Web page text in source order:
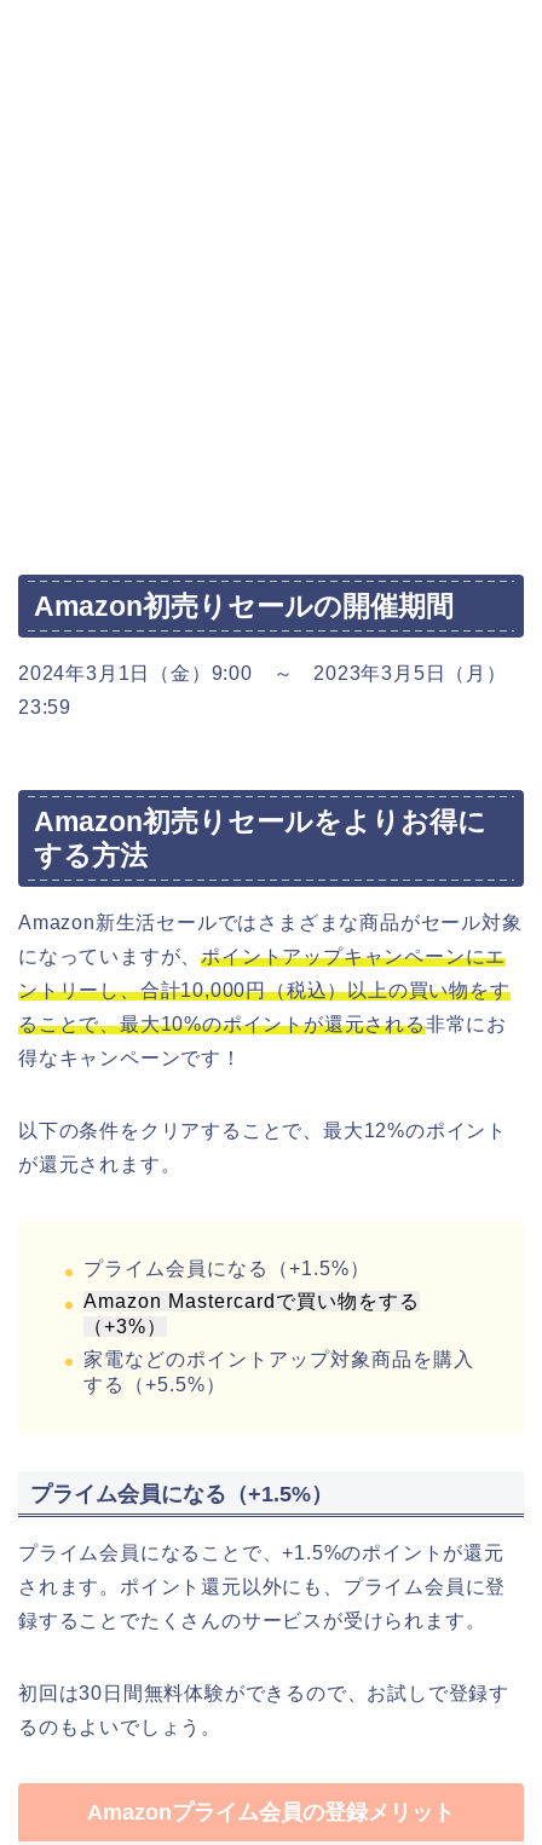
Amazon初売りセールの開催期間
2024年3月1日（金）9:00 ～ 2023年3月5日（月）
23:59
Amazon初売りセールをよりお得に
する方法
Amazon新生活セールではさまざまな商品がセール対象
になっていますが、ポイントアップキャンペーンにエ
ントリーし、合計10,000円（税込）以上の買い物をす
ることで、最大10%のポイントが還元される非常にお
得なキャンペーンです！
以下の条件をクリアすることで、最大12%のポイント
が還元されます。
プライム会員になる（+1.5%）
Amazon Mastercardで買い物をする
（+3%）
家電などのポイントアップ対象商品を購入
する（+5.5%）
プライム会員になる（+1.5%）
プライム会員になることで、+1.5%のポイントが還元
されます。ポイント還元以外にも、プライム会員に登
録することでたくさんのサービスが受けられます。
初回は30日間無料体験ができるので、お試しで登録す
るのもよいでしょう。
Amazonプライム会員の登録メリット